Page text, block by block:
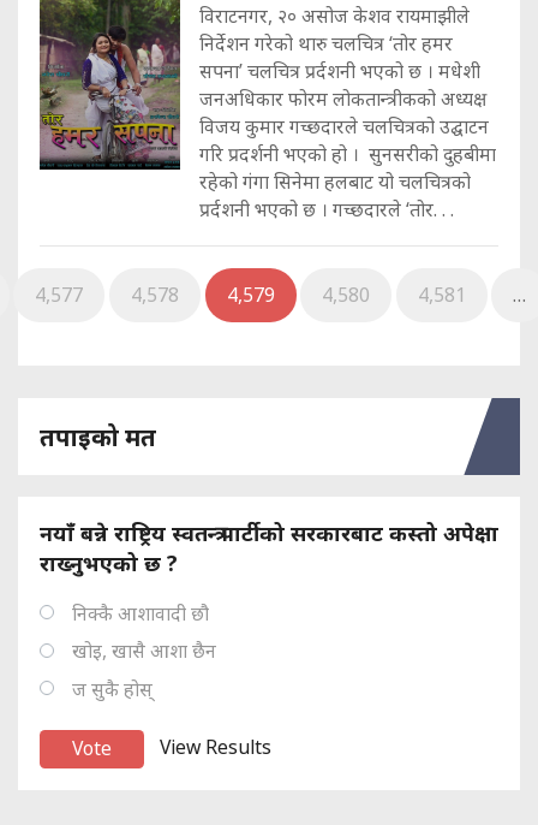
विराटनगर, २० असोज केशव रायमाझीले
निर्देशन गरेको थारु चलचित्र ‘तोर हमर
सपना’ चलचित्र प्रर्दशनी भएको छ । मधेशी
जनअधिकार फोरम लोकतान्त्रीकको अध्यक्ष
विजय कुमार गच्छदारले चलचित्रको उद्घाटन
गरि प्रदर्शनी भएको हो । सुनसरीको दुहबीमा
रहेको गंगा सिनेमा हलबाट यो चलचित्रको
प्रर्दशनी भएको छ । गच्छदारले ‘तोर. . .
4,577 4,578 4,579 4,580 4,581 …
तपाइको मत
नयाँ बन्ने राष्ट्रिय स्वतन्त्र पार्टीको सरकारबाट कस्तो अपेक्षा
राख्नुभएको छ ?
निक्कै आशावादी छौ
खोइ, खासै आशा छैन
ज सुकै होस्
View Results